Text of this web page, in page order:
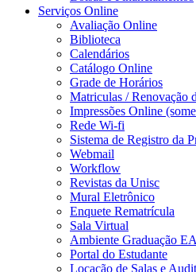
Serviços Online
Avaliação Online
Biblioteca
Calendários
Catálogo Online
Grade de Horários
Matriculas / Renovação
Impressões Online
Rede Wi-fi
Sistema de Registro da
Webmail
Workflow
Revistas da Unisc
Mural Eletrônico
Enquete Rematrícula
Sala Virtual
Ambiente Graduação
Portal do Estudante
Locação de Salas e